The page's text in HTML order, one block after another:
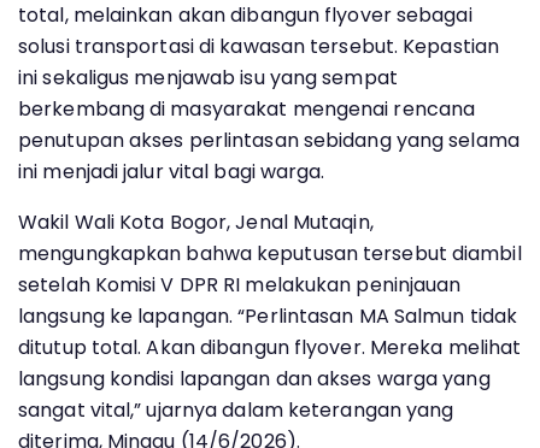
total, melainkan akan dibangun flyover sebagai
solusi transportasi di kawasan tersebut. Kepastian
ini sekaligus menjawab isu yang sempat
berkembang di masyarakat mengenai rencana
penutupan akses perlintasan sebidang yang selama
ini menjadi jalur vital bagi warga.
Wakil Wali Kota Bogor, Jenal Mutaqin,
mengungkapkan bahwa keputusan tersebut diambil
setelah Komisi V DPR RI melakukan peninjauan
langsung ke lapangan. “Perlintasan MA Salmun tidak
ditutup total. Akan dibangun flyover. Mereka melihat
langsung kondisi lapangan dan akses warga yang
sangat vital,” ujarnya dalam keterangan yang
diterima, Minggu (14/6/2026).